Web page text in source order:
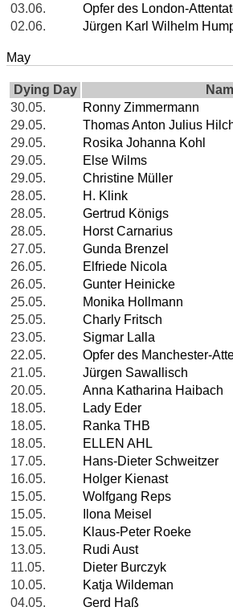
03.06.
Opfer des London-
02.06.
Jürgen Karl Wilhelm
May
Dying Day
30.05.
Ronny Zimmermann
29.05.
Thomas Anton Julius
29.05.
Rosika Johanna Kohl
29.05.
Else Wilms
29.05.
Christine Müller
28.05.
H. Klink
28.05.
Gertrud Königs
28.05.
Horst Carnarius
27.05.
Gunda Brenzel
26.05.
Elfriede Nicola
26.05.
Gunter Heinicke
25.05.
Monika Hollmann
25.05.
Charly Fritsch
23.05.
Sigmar Lalla
22.05.
Opfer des Manchester-
21.05.
Jürgen Sawallisch
20.05.
Anna Katharina Haibach
18.05.
Lady Eder
18.05.
Ranka THB
18.05.
ELLEN AHL
17.05.
Hans-Dieter Schweitzer
16.05.
Holger Kienast
15.05.
Wolfgang Reps
15.05.
Ilona Meisel
15.05.
Klaus-Peter Roeke
13.05.
Rudi Aust
11.05.
Dieter Burczyk
10.05.
Katja Wildeman
04.05.
Gerd Haß